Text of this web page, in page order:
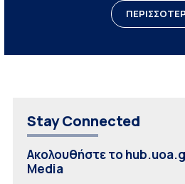
Stay Connected
Ακολουθήστε το
Media